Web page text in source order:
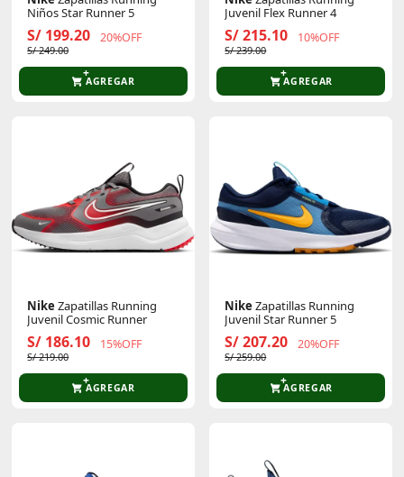
Niños Star Runner 5
S/ 199.20 20%OFF
S/ 249.00
AGREGAR
Juvenil Flex Runner 4
S/ 215.10 10%OFF
S/ 239.00
AGREGAR
Nike Zapatillas Running
Juvenil Cosmic Runner
S/ 186.10 15%OFF
S/ 219.00
AGREGAR
Nike Zapatillas Running
Juvenil Star Runner 5
S/ 207.20 20%OFF
S/ 259.00
AGREGAR